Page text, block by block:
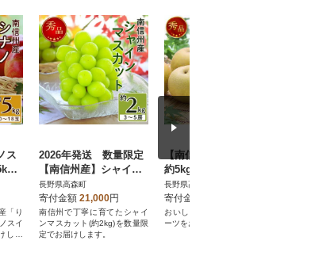
ス
「り
スイ
しま
2026年発送 数量限定
【南信州産】シャイン
マスカット 約2kg (3～
5房) 9月中旬～順次発
送
長野県高森町
寄付金額 21,000円
南信州で丁寧に育てたシャイ
ンマスカット(約2kg)を数量限
定でお届けします。
【南信州産】豊水 秀品
約5kg 8玉～16玉<2026
年9月上旬～順次発送予
定>
長野県高森町
寄付金額
おいしい梨「豊水」旬のフル
ーツをお届けします